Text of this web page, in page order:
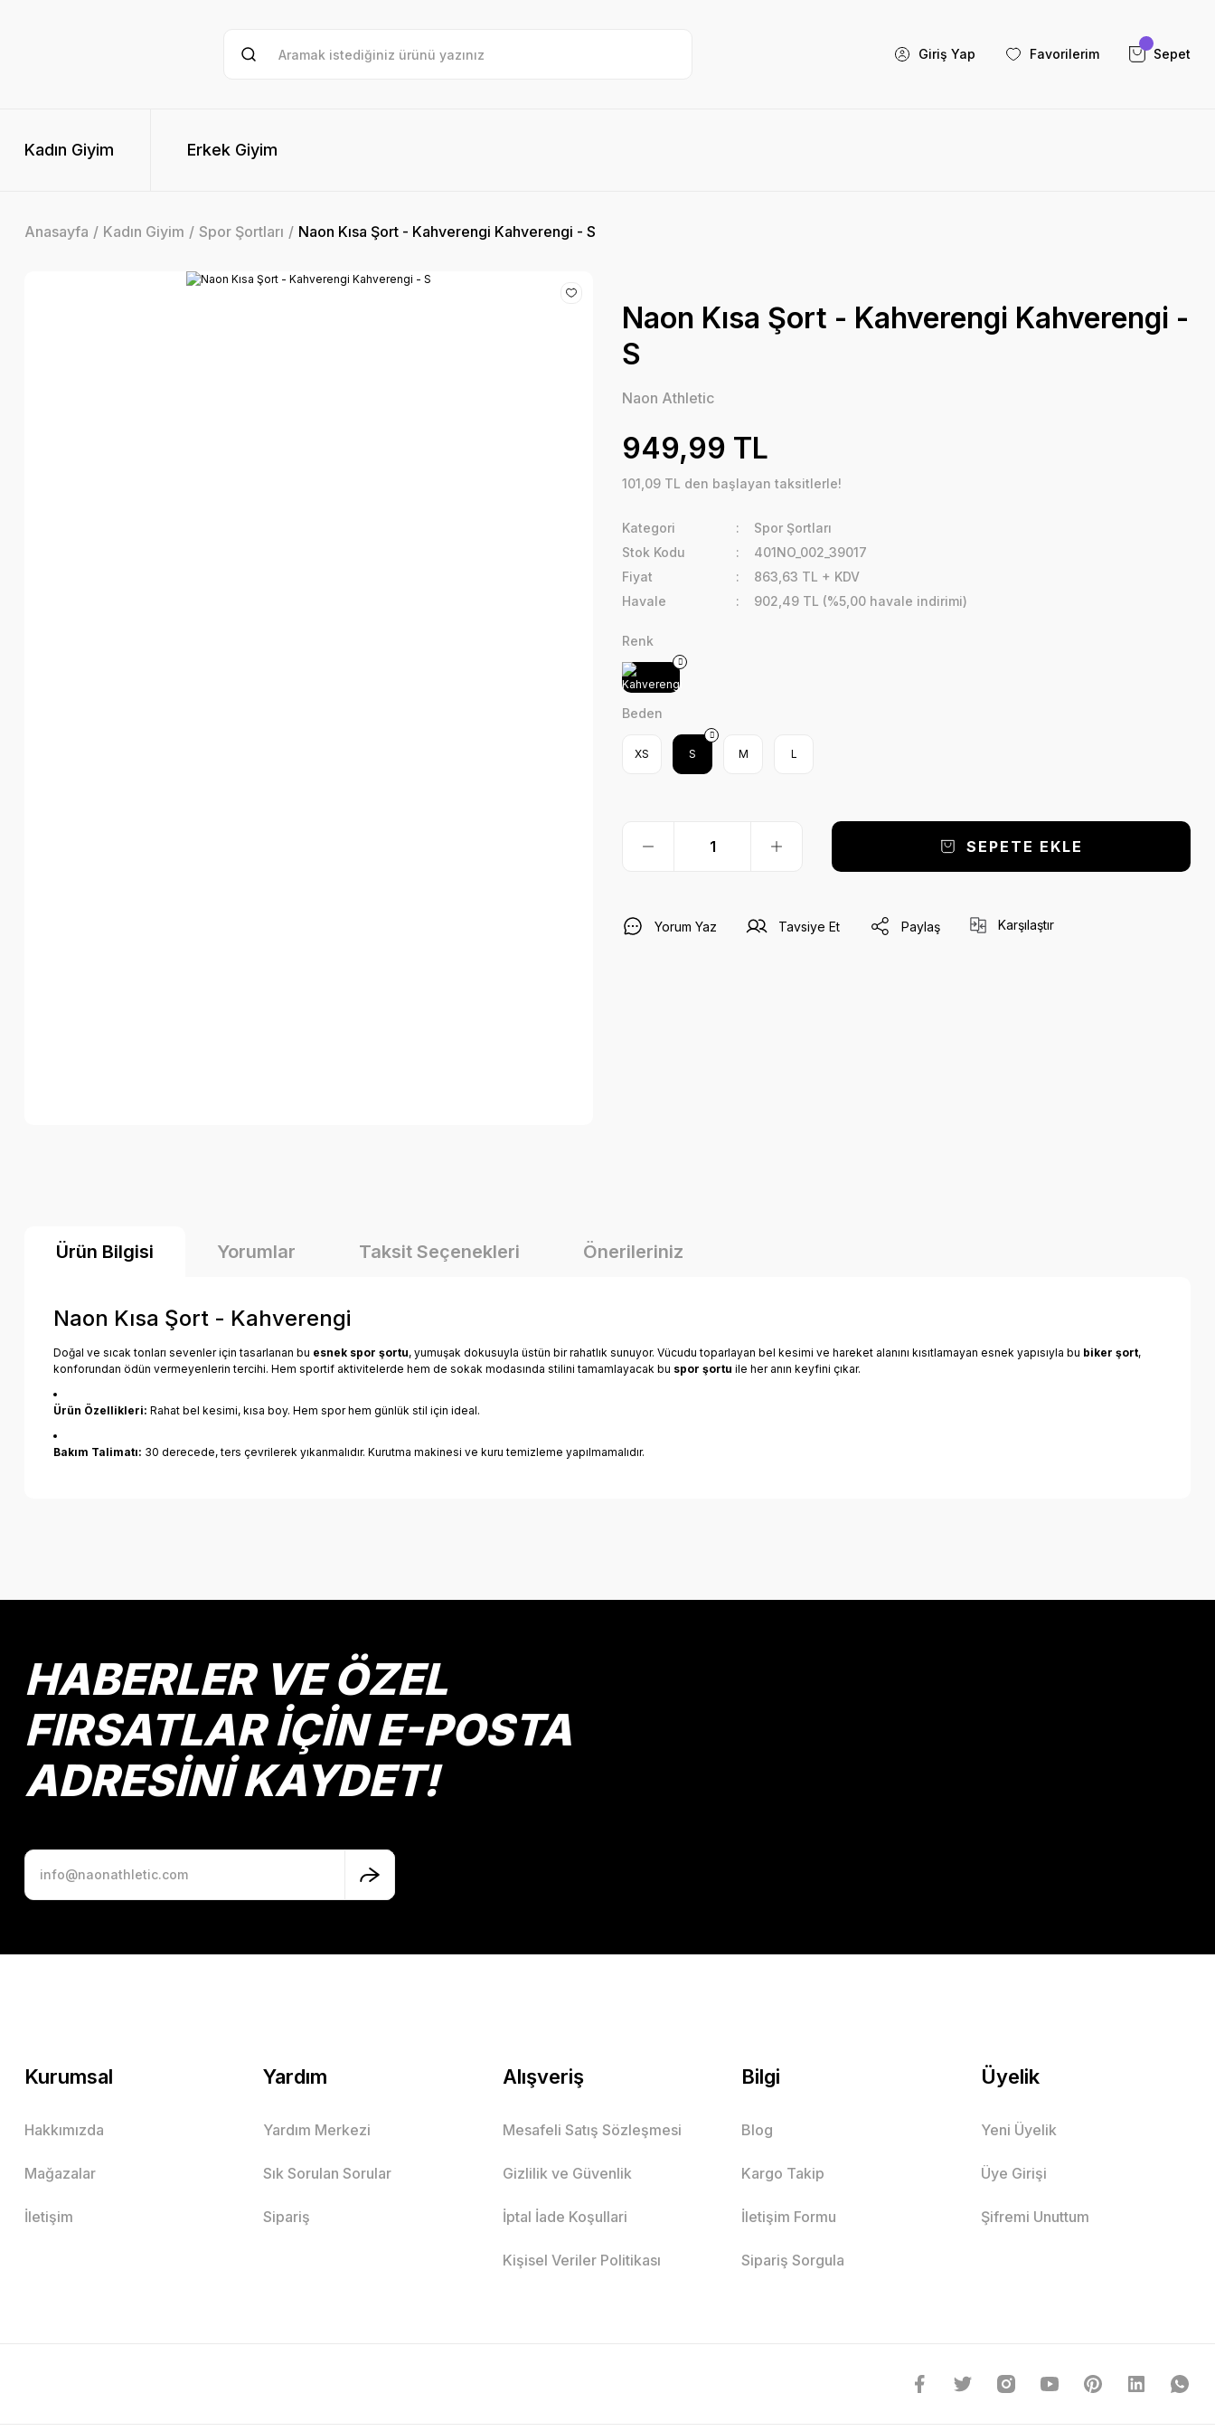
Giriş Yap Favorilerim Sepet
Kadın Giyim Erkek Giyim
Anasayfa Kadın Giyim Spor Şortları Naon Kısa Şort - Kahverengi Kahverengi - S
Naon Kısa Şort - Kahverengi Kahverengi -
S
Naon Athletic
949,99 TL
101,09 TL den başlayan taksitlerle!
Kategori
Spor Şortları
Stok Kodu
401NO_002_39017
Fiyat
863,63 TL + KDV
Havale
902,49 TL (%5,00 havale indirimi)
Renk
Beden
XS S M L
SEPETE EKLE
Yorum Yaz Tavsiye Et Paylaş Karşılaştır
Ürün Bilgisi Yorumlar Taksit Seçenekleri Önerileriniz
Naon Kısa Şort - Kahverengi
Doğal ve sıcak tonları sevenler için tasarlanan bu esnek spor şortu, yumuşak dokusuyla üstün bir rahatlık sunuyor. Vücudu toparlayan bel kesimi ve hareket alanını kısıtlamayan esnek yapısıyla bu biker şort,
konforundan ödün vermeyenlerin tercihi. Hem sportif aktivitelerde hem de sokak modasında stilini tamamlayacak bu spor şortu ile her anın keyfini çıkar.
Ürün Özellikleri: Rahat bel kesimi, kısa boy. Hem spor hem günlük stil için ideal.
Bakım Talimatı: 30 derecede, ters çevrilerek yıkanmalıdır. Kurutma makinesi ve kuru temizleme yapılmamalıdır.
Ürün resmi kalitesiz, bozuk veya görüntülenemiyor.
Ürün fiyatı diğer sitelerden daha pahalı.
Bu ürüne benzer farklı alternatifler olmalı.
HABERLER VE ÖZEL
FIRSATLAR İÇİN E-POSTA
ADRESİNİ KAYDET!
Kurumsal
Hakkımızda
Mağazalar
İletişim
Yardım
Yardım Merkezi
Sık Sorulan Sorular
Sipariş
Alışveriş
Mesafeli Satış Sözleşmesi
Gizlilik ve Güvenlik
İptal İade Koşullari
Kişisel Veriler Politikası
Bilgi
Blog
Kargo Takip
İletişim Formu
Sipariş Sorgula
Üyelik
Yeni Üyelik
Üye Girişi
Şifremi Unuttum